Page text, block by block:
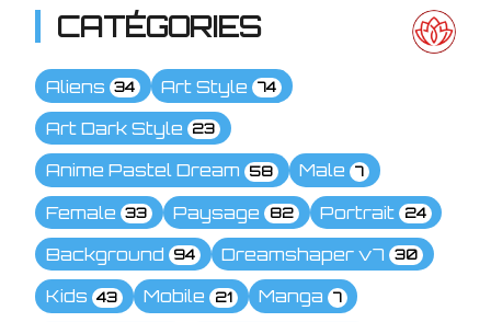
CATÉGORIES
Aliens 34 Art Style 74
Art Dark Style 23
Anime Pastel Dream 58 Male 7
Female 33 Paysage 82 Portrait 24
Background 94 Dreamshaper v7 30
Kids 43 Mobile 21 Manga 7